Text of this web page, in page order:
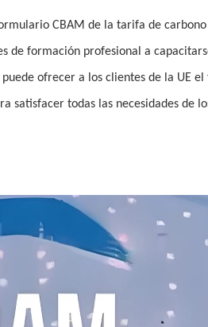
CBAM de la tarifa de
formación profesional a
ofrecer a los clientes de la UE
satisfacer todas las necesidades de